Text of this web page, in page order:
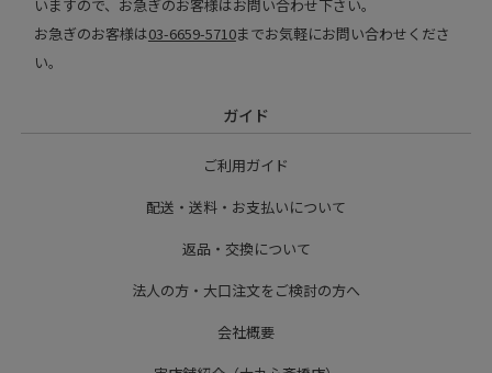
いますので、お急ぎのお客様はお問い合わせ下さい。
お急ぎのお客様は03-6659-5710までお気軽にお問い合わせくださ
い。
ガイド
ご利用ガイド
配送・送料・お支払いについて
返品・交換について
法人の方・大口注文をご検討の方へ
会社概要